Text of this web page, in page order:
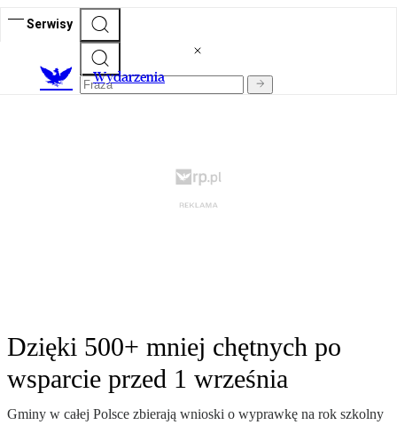
Serwisy
Wydarzenia
Dzięki 500+ mniej chętnych po
wsparcie przed 1 września
Gminy w całej Polsce zbierają wnioski o wyprawkę na rok szkolny